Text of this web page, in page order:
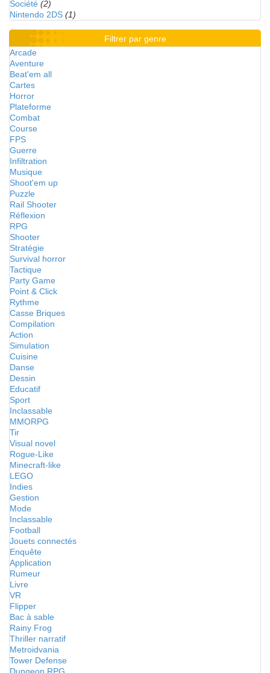
Société (2)
Nintendo 2DS (1)
Filtrer par genre
Arcade
Aventure
Beat'em all
Cartes
Horror
Plateforme
Combat
Course
FPS
Guerre
Infiltration
Musique
Shoot'em up
Puzzle
Rail Shooter
Réflexion
RPG
Shooter
Stratégie
Survival horror
Tactique
Party Game
Point & Click
Rythme
Casse Briques
Compilation
Action
Simulation
Cuisine
Danse
Dessin
Educatif
Sport
Inclassable
MMORPG
Tir
Visual novel
Rogue-Like
Minecraft-like
LEGO
Indies
Gestion
Mode
Inclassable
Football
Jouets connectés
Enquête
Application
Rumeur
Livre
VR
Flipper
Bac à sable
Rainy Frog
Thriller narratif
Metroidvania
Tower Defense